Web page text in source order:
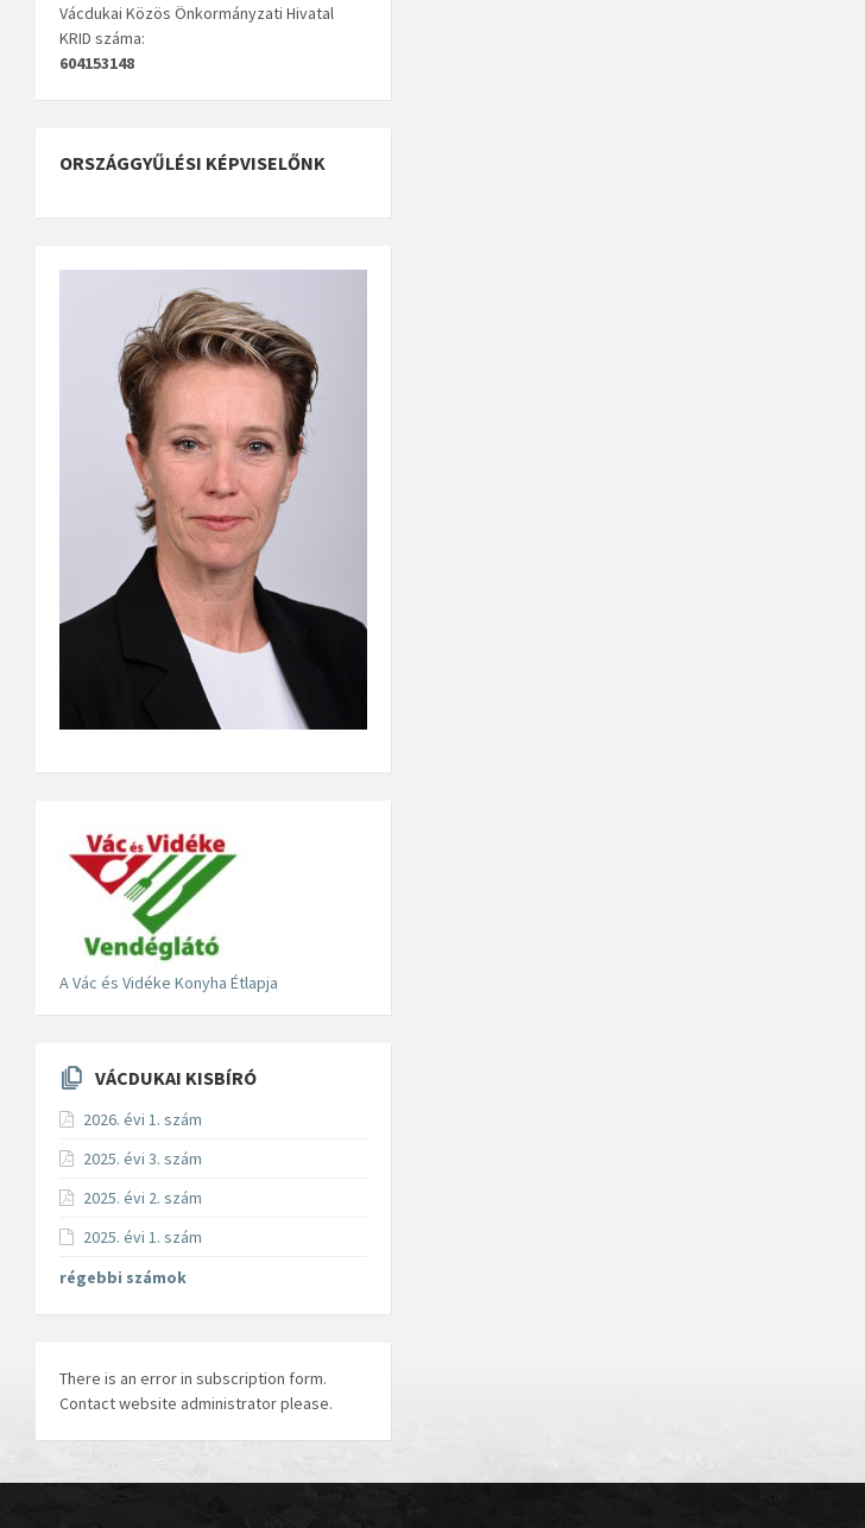
Vácdukai Közös Önkormányzati Hivatal
KRID száma:
604153148
ORSZÁGGYŰLÉSI KÉPVISELŐNK
A Vác és Vidéke Konyha Étlapja
VÁCDUKAI KISBÍRÓ
2026. évi 1. szám
2025. évi 3. szám
2025. évi 2. szám
2025. évi 1. szám
régebbi számok
There is an error in subscription form.
Contact website administrator please.